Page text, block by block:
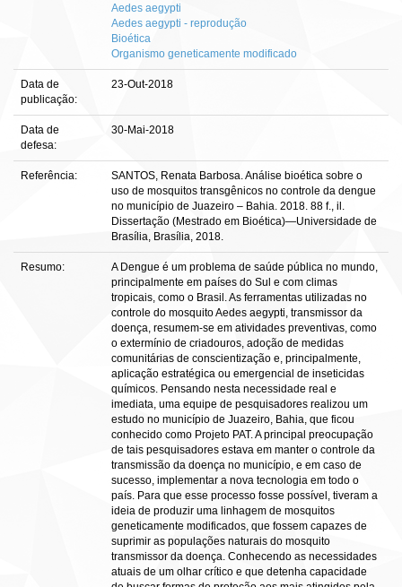
Aedes aegypti
Aedes aegypti - reprodução
Bioética
Organismo geneticamente modificado
Data de
publicação:
23-Out-2018
Data de
defesa:
30-Mai-2018
Referência:
SANTOS, Renata Barbosa. Análise bioética sobre o
uso de mosquitos transgênicos no controle da dengue
no município de Juazeiro – Bahia. 2018. 88 f., il.
Dissertação (Mestrado em Bioética)—Universidade de
Brasília, Brasília, 2018.
Resumo:
A Dengue é um problema de saúde pública no mundo,
principalmente em países do Sul e com climas
tropicais, como o Brasil. As ferramentas utilizadas no
controle do mosquito Aedes aegypti, transmissor da
doença, resumem-se em atividades preventivas, como
o extermínio de criadouros, adoção de medidas
comunitárias de conscientização e, principalmente,
aplicação estratégica ou emergencial de inseticidas
químicos. Pensando nesta necessidade real e
imediata, uma equipe de pesquisadores realizou um
estudo no município de Juazeiro, Bahia, que ficou
conhecido como Projeto PAT. A principal preocupação
de tais pesquisadores estava em manter o controle da
transmissão da doença no município, e em caso de
sucesso, implementar a nova tecnologia em todo o
país. Para que esse processo fosse possível, tiveram a
ideia de produzir uma linhagem de mosquitos
geneticamente modificados, que fossem capazes de
suprimir as populações naturais do mosquito
transmissor da doença. Conhecendo as necessidades
atuais de um olhar crítico e que detenha capacidade